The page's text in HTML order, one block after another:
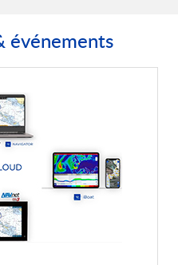
événements